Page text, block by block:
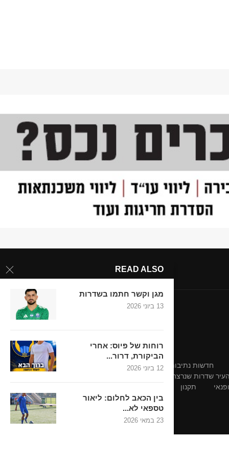
חדשות נתיבות-אופקים
שדרות שנרצחו בשבת השחורה
תקנון
READ ALSO
מגן וקשר חתמו בשדרות
13 ביוני 2026
רוחות של פיוס: אחרי
הביקורת, דרור...
12 ביוני 2026
בין הכאב לחלום: ליאור
טספאי לא...
23 במאי 2026